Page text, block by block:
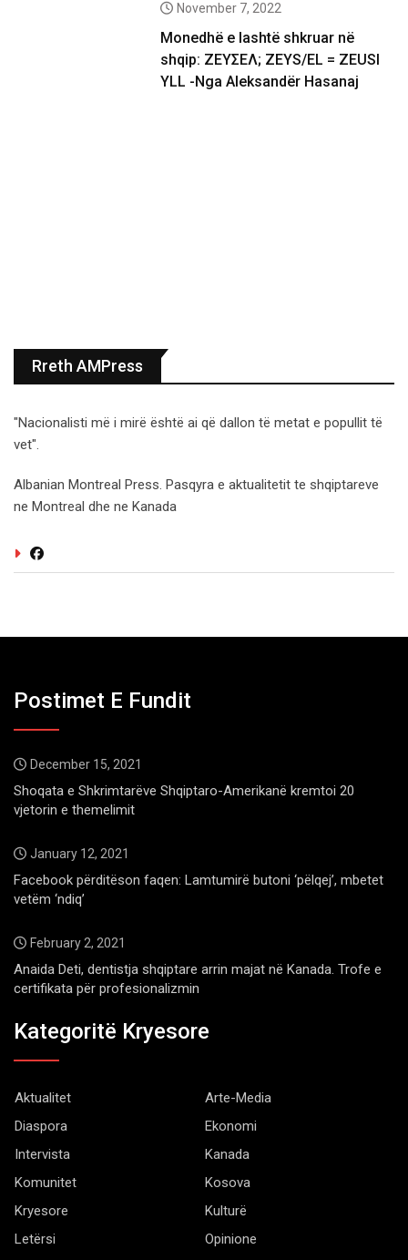
November 7, 2022
Monedhë e lashtë shkruar në
shqip: ΖΕΥΣΕΛ; ZEYS/EL = ZEUSI
YLL -Nga Aleksandër Hasanaj
Rreth AMPress
"Nacionalisti më i mirë është ai që dallon të metat e popullit të
vet".
Albanian Montreal Press. Pasqyra e aktualitetit te shqiptareve
ne Montreal dhe ne Kanada
Postimet E Fundit
December 15, 2021
Shoqata e Shkrimtarëve Shqiptaro-Amerikanë kremtoi 20
vjetorin e themelimit
January 12, 2021
Facebook përditëson faqen: Lamtumirë butoni ‘pëlqej’, mbetet
vetëm ‘ndiq’
February 2, 2021
Anaida Deti, dentistja shqiptare arrin majat në Kanada. Trofe e
certifikata për profesionalizmin
Kategoritë Kryesore
Aktualitet
Arte-Media
Diaspora
Ekonomi
Intervista
Kanada
Komunitet
Kosova
Kryesore
Kulturë
Letërsi
Opinione